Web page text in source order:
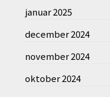
januar 2025
december 2024
november 2024
oktober 2024